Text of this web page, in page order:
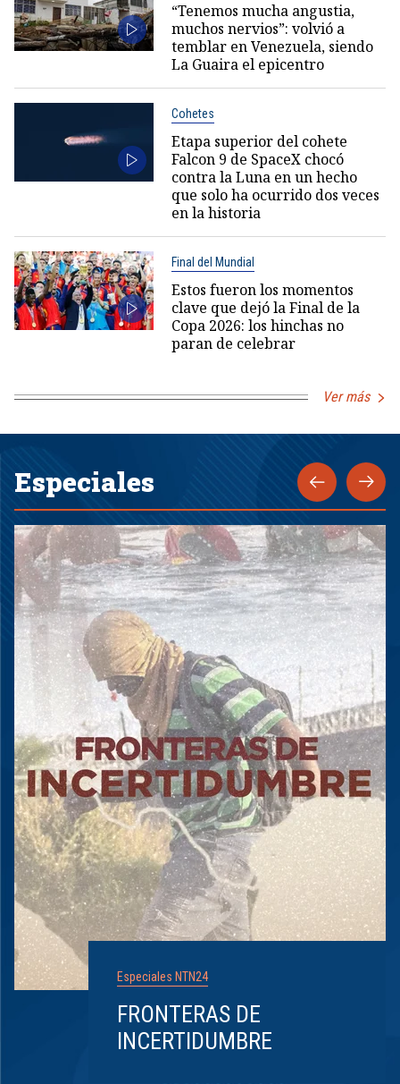
“Tenemos mucha angustia,
muchos nervios”: volvió a
temblar en Venezuela, siendo
La Guaira el epicentro
Cohetes
Etapa superior del cohete
Falcon 9 de SpaceX chocó
contra la Luna en un hecho
que solo ha ocurrido dos veces
en la historia
Final del Mundial
Estos fueron los momentos
clave que dejó la Final de la
Copa 2026: los hinchas no
paran de celebrar
Ver más
Especiales
Especiales NTN24
FRONTERAS DE
INCERTIDUMBRE